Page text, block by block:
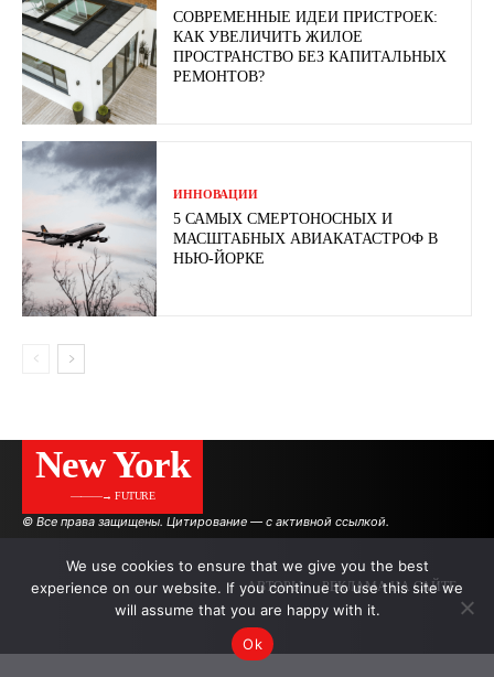
СОВРЕМЕННЫЕ ИДЕИ ПРИСТРОЕК:
КАК УВЕЛИЧИТЬ ЖИЛОЕ
ПРОСТРАНСТВО БЕЗ КАПИТАЛЬНЫХ
РЕМОНТОВ?
ИННОВАЦИИ
5 САМЫХ СМЕРТОНОСНЫХ И
МАСШТАБНЫХ АВИАКАТАСТРОФ В
НЬЮ-ЙОРКЕ
New York
———→ FUTURE
© Все права защищены. Цитирование — с активной ссылкой.
АВТОРЫ РЕКЛАМА НА САЙТЕ
We use cookies to ensure that we give you the best
experience on our website. If you continue to use this site we
will assume that you are happy with it.
Ok